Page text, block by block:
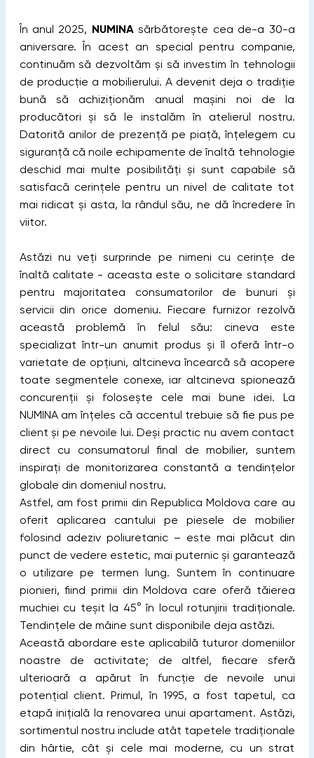
În anul 2025, NUMINAsărbătorește cea de-a 30-a
aniversare. În acest an special pentru companie,
continuăm să dezvoltăm și să investim în tehnologii
de producție a mobilierului. A devenit deja o tradiție
bună să achiziționăm anual mașini noi de la
producători și să le instalăm în atelierul nostru.
Datorită anilor de prezență pe piață, înțelegem cu
siguranță că noile echipamente de înaltă tehnologie
deschid mai multe posibilități și sunt capabile să
satisfacă cerințele pentru un nivel de calitate tot
mai ridicat și asta, la rândul său, ne dă încredere în
viitor.
Astăzi nu veți surprinde pe nimeni cu cerințe de
înaltă calitate - aceasta este o solicitare standard
pentru majoritatea consumatorilor de bunuri și
servicii din orice domeniu. Fiecare furnizor rezolvă
această problemă în felul său: cineva este
specializat într-un anumit produs și îl oferă într-o
varietate de opțiuni, altcineva încearcă să acopere
toate segmentele conexe, iar altcineva spionează
concurenții și folosește cele mai bune idei. La
NUMINA am înțeles că accentul trebuie să fie pus pe
client și pe nevoile lui. Deși practic nu avem contact
direct cu consumatorul final de mobilier, suntem
inspirați de monitorizarea constantă a tendințelor
globale din domeniul nostru.
Astfel, am fost primii din Republica Moldova care au
oferit aplicarea cantului pe piesele de mobilier
folosind adeziv poliuretanic – este mai plăcut din
punct de vedere estetic, mai puternic și garantează
o utilizare pe termen lung. Suntem în continuare
pionieri, fiind primii din Moldova care oferă tăierea
muchiei cu teșit la 45° în locul rotunjirii tradiționale.
Tendințele de mâine sunt disponibile deja astăzi.
Această abordare este aplicabilă tuturor domeniilor
noastre de activitate; de altfel, fiecare sferă
ulterioară a apărut în funcție de nevoile unui
potențial client. Primul, în 1995, a fost tapetul, ca
etapă inițială la renovarea unui apartament. Astăzi,
sortimentul nostru include atât tapetele tradiționale
din hârtie, cât și cele mai moderne, cu un strat